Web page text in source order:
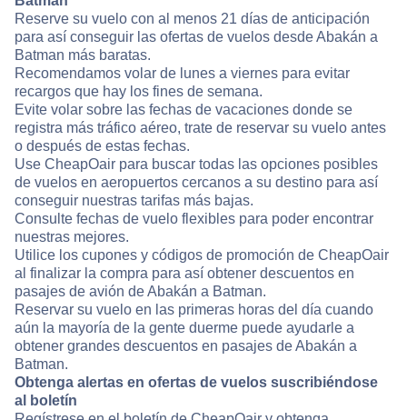
Reserve su vuelo con al menos 21 días de anticipación
para así conseguir las ofertas de vuelos desde Abakán a
Batman más baratas.
Recomendamos volar de lunes a viernes para evitar
recargos que hay los fines de semana.
Evite volar sobre las fechas de vacaciones donde se
registra más tráfico aéreo, trate de reservar su vuelo antes
o después de estas fechas.
Use CheapOair para buscar todas las opciones posibles
de vuelos en aeropuertos cercanos a su destino para así
conseguir nuestras tarifas más bajas.
Consulte fechas de vuelo flexibles para poder encontrar
nuestras mejores.
Utilice los cupones y códigos de promoción de CheapOair
al finalizar la compra para así obtener descuentos en
pasajes de avión de Abakán a Batman.
Reservar su vuelo en las primeras horas del día cuando
aún la mayoría de la gente duerme puede ayudarle a
obtener grandes descuentos en pasajes de Abakán a
Batman.
Obtenga alertas en ofertas de vuelos suscribiéndose
al boletín